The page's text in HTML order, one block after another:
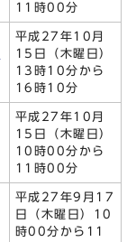
11時00分
平成27年10月
15日（木曜日）
13時10分から
16時10分
平成27年10月
15日（木曜日）
10時00分から
11時00分
平成27年9月17
日（木曜日）10
時00分から11